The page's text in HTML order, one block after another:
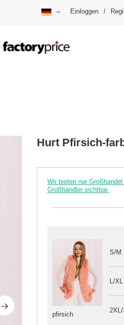
Einloggen /
Hurt Pfirsich-
Wir bieten nur
Großhändler sichtbar.
pfirsich
S/M
L/XL
2XL/